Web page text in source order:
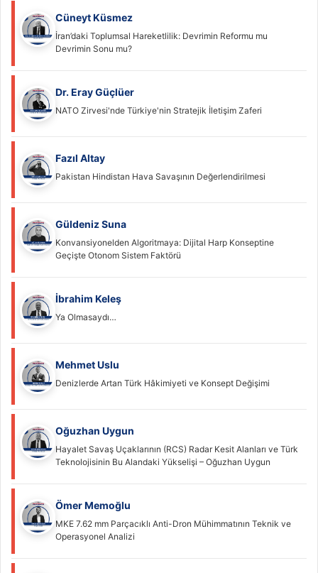
Cüneyt Küsmez
İran’daki Toplumsal Hareketlilik: Devrimin Reformu mu
Devrimin Sonu mu?
Dr. Eray Güçlüer
NATO Zirvesi'nde Türkiye'nin Stratejik İletişim Zaferi
Fazıl Altay
Pakistan Hindistan Hava Savaşının Değerlendirilmesi
Güldeniz Suna
Konvansiyonelden Algoritmaya: Dijital Harp Konseptine
Geçişte Otonom Sistem Faktörü
İbrahim Keleş
Ya Olmasaydı…
Mehmet Uslu
Denizlerde Artan Türk Hâkimiyeti ve Konsept Değişimi
Oğuzhan Uygun
Hayalet Savaş Uçaklarının (RCS) Radar Kesit Alanları ve Türk
Teknolojisinin Bu Alandaki Yükselişi – Oğuzhan Uygun
Ömer Memoğlu
MKE 7.62 mm Parçacıklı Anti-Dron Mühimmatının Teknik ve
Operasyonel Analizi